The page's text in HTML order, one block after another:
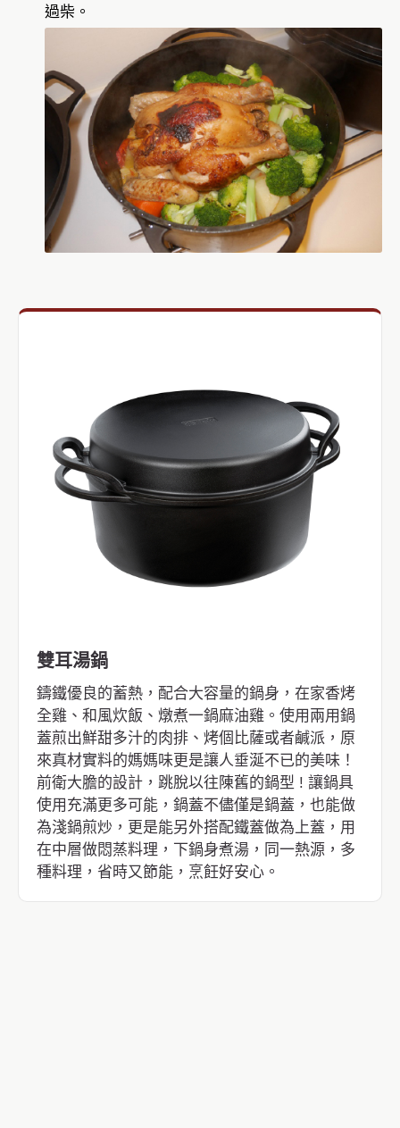
過柴。
雙耳湯鍋
鑄鐵優良的蓄熱，配合大容量的鍋身，在家香烤
全雞、和風炊飯、燉煮一鍋麻油雞。使用兩用鍋
蓋煎出鮮甜多汁的肉排、烤個比薩或者鹹派，原
來真材實料的媽媽味更是讓人垂涎不已的美味！
前衛大膽的設計，跳脫以往陳舊的鍋型 ! 讓鍋具
使用充滿更多可能，鍋蓋不儘僅是鍋蓋，也能做
為淺鍋煎炒，更是能另外搭配鐵蓋做為上蓋，用
在中層做悶蒸料理，下鍋身煮湯，同一熱源，多
種料理，省時又節能，烹飪好安心。